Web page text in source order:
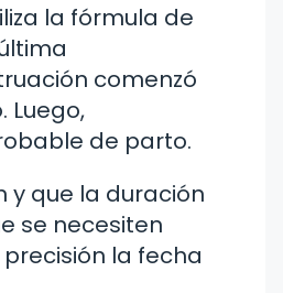
la fórmula de
comenzó
Luego,
de parto.
y que la duración
se necesiten
la fecha